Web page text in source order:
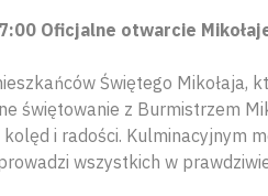
Oficjalne otwarcie
Świętego Mikołaja,
świętowanie z Burmistrzem
i radości. Kulminacyjnym
wszystkich w